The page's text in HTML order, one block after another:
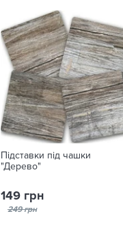
Підставки під чашки
"Дерево"
149 грн
249 грн